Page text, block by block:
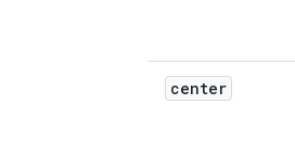
center